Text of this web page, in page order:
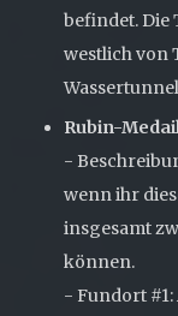
befindet. Die
westlich von
Rubin-
-
wenn ihr
insgesamt
können.
- Fundort